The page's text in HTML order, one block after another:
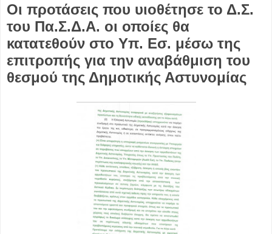
Οι προτάσεις που υιοθέτησε το Δ.Σ.
του Πα.Σ.Δ.Α. οι οποίες θα
κατατεθούν στο Υπ. Εσ. μέσω της
επιτροπής για την αναβάθμιση του
θεσμού της Δημοτικής Αστυνομίας